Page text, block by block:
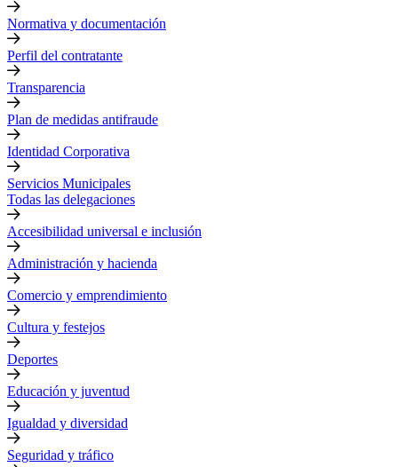
Normativa y documentación
Perfil del contratante
Transparencia
Plan de medidas antifraude
Identidad Corporativa
Servicios Municipales
Todas las delegaciones
Accesibilidad universal e inclusión
Administración y hacienda
Comercio y emprendimiento
Cultura y festejos
Deportes
Educación y juventud
Igualdad y diversidad
Seguridad y tráfico